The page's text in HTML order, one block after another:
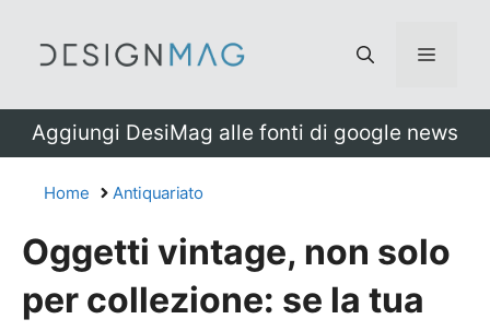
Menu
Aggiungi DesiMag alle fonti di google news
Home Antiquariato
Oggetti vintage, non solo
per collezione: se la tua